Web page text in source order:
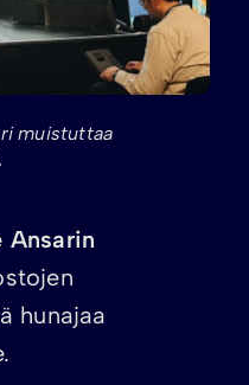
muistuttaa
Ansarin
hunajaa